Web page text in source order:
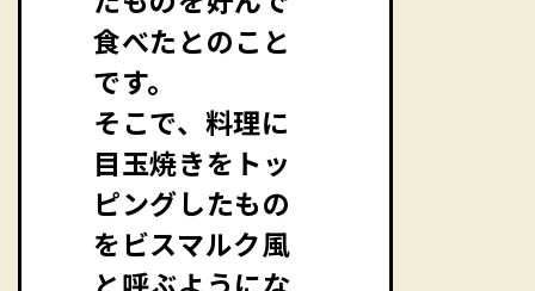
食べたとのこと
です。
そこで、料理に
目玉焼きをトッ
ピングしたもの
をビスマルク風